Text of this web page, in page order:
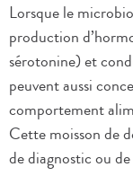
Lorsque le
production
sérotonine) et
peuvent aussi
comportement
Cette moisson de
de diagnostic ou